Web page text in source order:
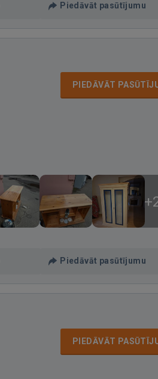
Piedāvāt pasūtījumu
PIEDĀVĀT
Piedāvāt pasūtījumu
PIEDĀVĀT